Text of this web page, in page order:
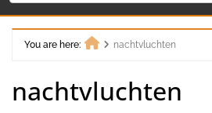
You are here:
nachtvluchten
nachtvluchten